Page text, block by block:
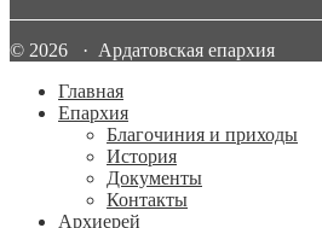
© 2026 · Ардатовская епархия
Главная
Епархия
Благочиния и приходы
История
Документы
Контакты
Архиерей